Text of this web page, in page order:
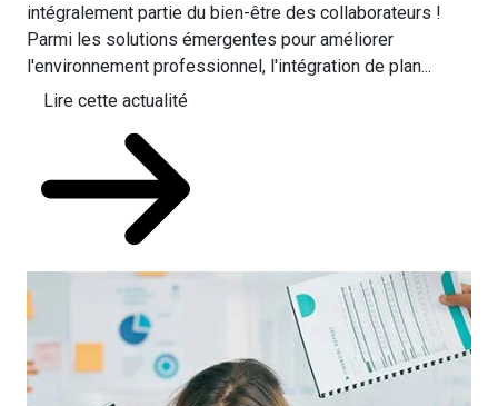
intégralement partie du bien-être des collaborateurs !
Parmi les solutions émergentes pour améliorer
l'environnement professionnel, l'intégration de plan...
Lire cette actualité